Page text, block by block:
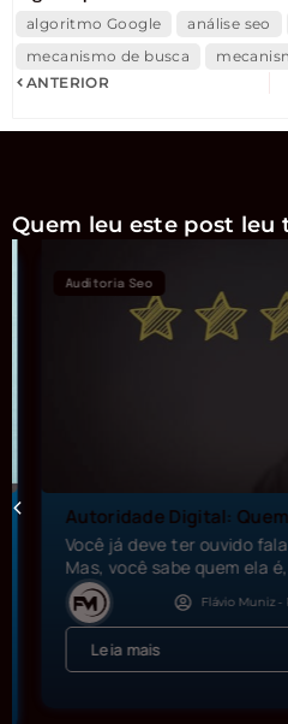
algoritmo Google análise seo
mecanismo de busca
ANTERIOR
Quem leu este post leu
Auditoria Seo
Autoridade Digital: Quem
Você já deve ter ouvido
Mas, você sabe quem ela é,
Flávio Muniz -
Leia mais